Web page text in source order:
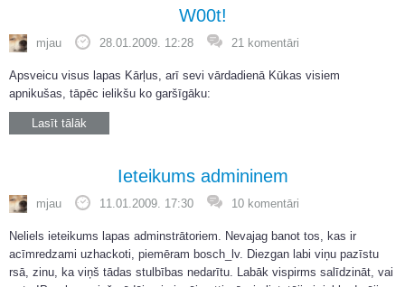
W00t!
mjau 28.01.2009. 12:28 21 komentāri
Apsveicu visus lapas Kārļus, arī sevi vārdadienā Kūkas visiem
apnikušas, tāpēc ielikšu ko garšīgāku:
Lasīt tālāk
Ieteikums admininem
mjau 11.01.2009. 17:30 10 komentāri
Neliels ieteikums lapas adminstrātoriem. Nevajag banot tos, kas ir
acīmredzami uzhackoti, piemēram bosch_lv. Diezgan labi viņu pazīstu
rsā, zinu, ka viņš tādas stulbības nedarītu. Labāk vispirms salīdzināt, vai